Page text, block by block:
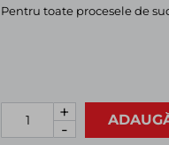
Pentru toate procesele de
+
-